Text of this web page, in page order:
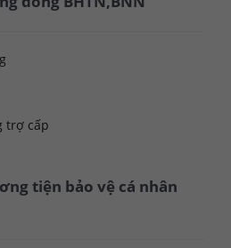
trợ cấp
tiện bảo vệ cá nhân